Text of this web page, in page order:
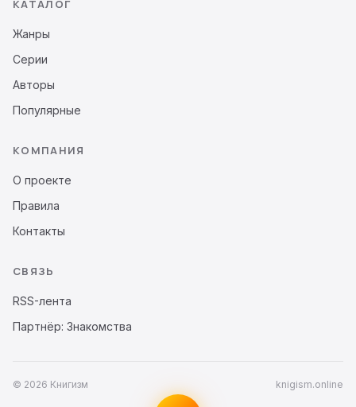
КАТАЛОГ
Жанры
Серии
Авторы
Популярные
КОМПАНИЯ
О проекте
Правила
Контакты
СВЯЗЬ
RSS-лента
Партнёр: Знакомства
© 2026 Книгизм knigism.online